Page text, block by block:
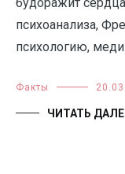
будоражит
психоанализа,
психологию,
Факты
ЧИТАТЬ